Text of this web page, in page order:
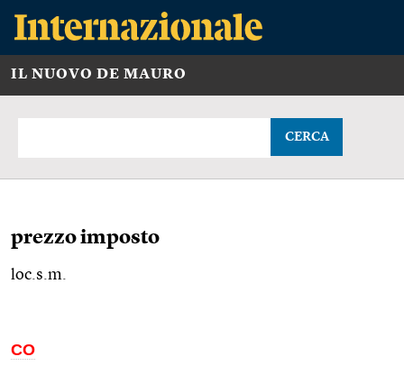
IL NUOVO DE MAURO
CERCA
prezzo imposto
loc.s.m.
CO